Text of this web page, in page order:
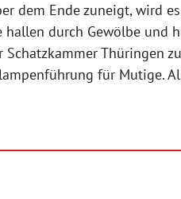
dem Ende zuneigt, wird
hallen durch Gewölbe und
Thüringen
für Mutige.